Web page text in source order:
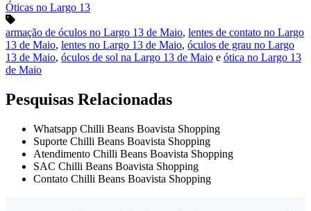
Óticas no Largo 13
armação de óculos no Largo 13 de Maio, lentes de contato no Largo
13 de Maio, lentes no Largo 13 de Maio, óculos de grau no Largo
13 de Maio, óculos de sol na Largo 13 de Maio e ótica no Largo 13
de Maio
Pesquisas Relacionadas
Whatsapp Chilli Beans Boavista Shopping
Suporte Chilli Beans Boavista Shopping
Atendimento Chilli Beans Boavista Shopping
SAC Chilli Beans Boavista Shopping
Contato Chilli Beans Boavista Shopping